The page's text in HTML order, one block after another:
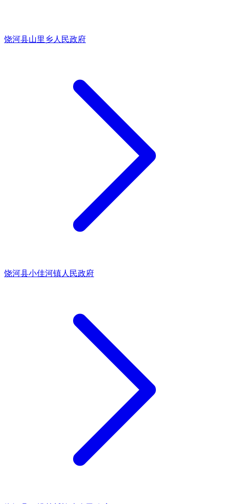
饶河县山里乡人民政府
饶河县小佳河镇人民政府